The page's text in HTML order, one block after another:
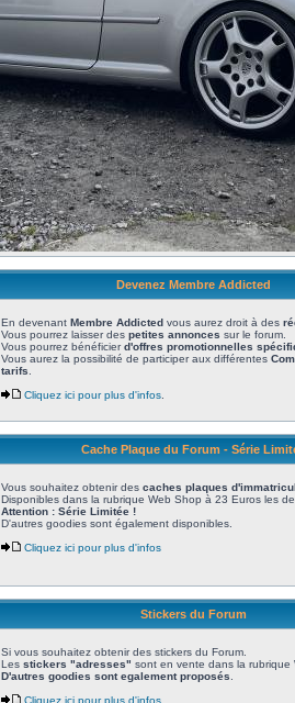
Devenez Membre Addicted
En devenant Membre Addicted vous aurez droit à des
Vous pourrez laisser des petites annonces sur le forum.
Vous pourrez bénéficierd'offres promotionnelles
Vous aurez la possibilité de participer aux différentes
tarifs
Cliquez ici pour plus d'infos
Cache Plaque du Forum - Série
Vous souhaitez obtenir des caches plaques
Disponibles dans la rubrique Web Shop à 23 Euros les
Attention : Série Limitée !
D'autres goodies sont également disponibles.
Cliquez ici pour plus d'infos
Stickers du Forum
Si vous souhaitez obtenir des stickers du Forum.
Les stickers "adresses" sont en vente dans la rubrique
D'autres goodies sont egalement proposés
Cliquez ici pour plus d'infos